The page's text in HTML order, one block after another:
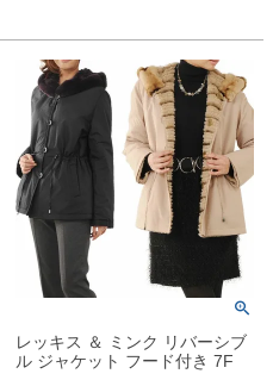
レッキス ＆ ミンク リバーシブ
ル ジャケット フード付き 7F